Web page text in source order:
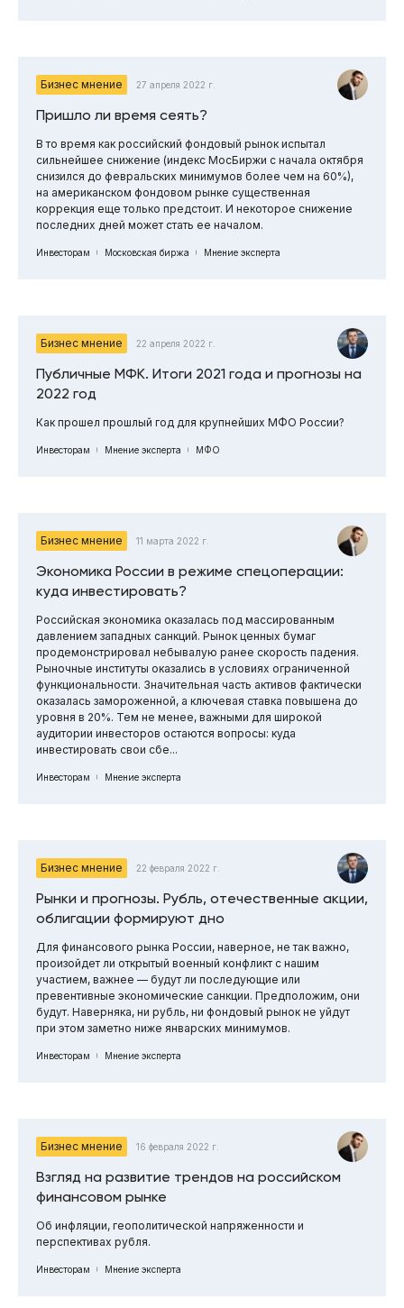
Бизнес мнение 27 апреля 2022 г.
Пришло ли время сеять?
В то время как российский фондовый рынок испытал
сильнейшее снижение (индекс МосБиржи с начала октября
снизился до февральских минимумов более чем на 60%),
на американском фондовом рынке существенная
коррекция еще только предстоит. И некоторое снижение
последних дней может стать ее началом.
Инвесторам Московская биржа Мнение эксперта
Бизнес мнение 22 апреля 2022 г.
Публичные МФК. Итоги 2021 года и прогнозы на
2022 год
Как прошел прошлый год для крупнейших МФО России?
Инвесторам Мнение эксперта МФО
Бизнес мнение 11 марта 2022 г.
Экономика России в режиме спецоперации:
куда инвестировать?
Российская экономика оказалась под массированным
давлением западных санкций. Рынок ценных бумаг
продемонстрировал небывалую ранее скорость падения.
Рыночные институты оказались в условиях ограниченной
функциональности. Значительная часть активов фактически
оказалась замороженной, а ключевая ставка повышена до
уровня в 20%. Тем не менее, важными для широкой
аудитории инвесторов остаются вопросы: куда
инвестировать свои сбе...
Инвесторам Мнение эксперта
Бизнес мнение 22 февраля 2022 г.
Рынки и прогнозы. Рубль, отечественные акции,
облигации формируют дно
Для финансового рынка России, наверное, не так важно,
произойдет ли открытый военный конфликт с нашим
участием, важнее — будут ли последующие или
превентивные экономические санкции. Предположим, они
будут. Наверняка, ни рубль, ни фондовый рынок не уйдут
при этом заметно ниже январских минимумов.
Инвесторам Мнение эксперта
Бизнес мнение 16 февраля 2022 г.
Взгляд на развитие трендов на российском
финансовом рынке
Об инфляции, геополитической напряженности и
перспективах рубля.
Инвесторам Мнение эксперта